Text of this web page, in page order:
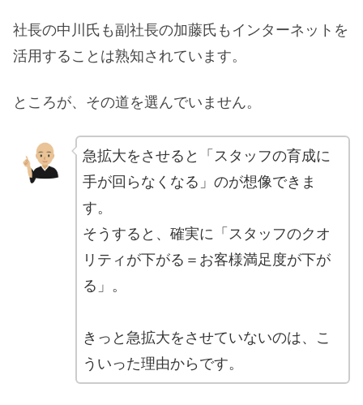
社長の中川氏も副社長の加藤氏もインターネットを
活用することは熟知されています。
ところが、その道を選んでいません。
急拡大をさせると「スタッフの育成に
手が回らなくなる」のが想像できま
す。
そうすると、確実に「スタッフのクオ
リティが下がる＝お客様満足度が下が
る」。
きっと急拡大をさせていないのは、こ
ういった理由からです。